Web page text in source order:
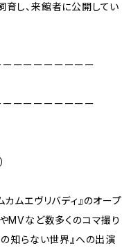
し、来館者に公開してい
ーーーーーーーー
ーーーーーーーー
ムエヴリバディ』のオープ
MVなど数多くのコマ撮り
知らない世界』への出演